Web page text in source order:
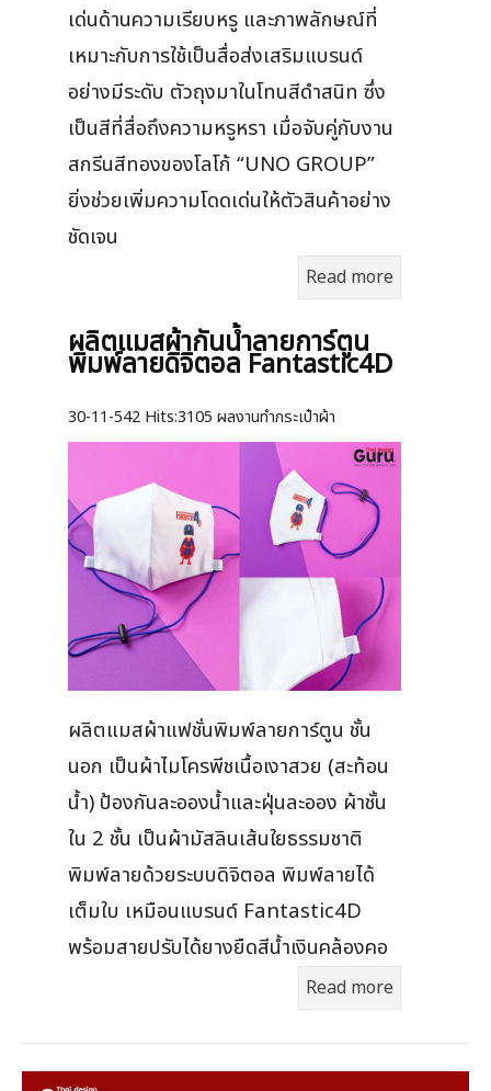
เด่นด้านความเรียบหรู และภาพลักษณ์ที่
เหมาะกับการใช้เป็นสื่อส่งเสริมแบรนด์
อย่างมีระดับ ตัวถุงมาในโทนสีดำสนิท ซึ่ง
เป็นสีที่สื่อถึงความหรูหรา เมื่อจับคู่กับงาน
สกรีนสีทองของโลโก้ “UNO GROUP”
ยิ่งช่วยเพิ่มความโดดเด่นให้ตัวสินค้าอย่าง
ชัดเจน
Read more
ผลิตแมสผ้ากันน้ำลายการ์ตูน
พิมพ์ลายดิจิตอล Fantastic4D
30-11-542 Hits:3105 ผลงานทำกระเป๋าผ้า
ผลิตแมสผ้าแฟชั่นพิมพ์ลายการ์ตูน ชั้น
นอก เป็นผ้าไมโครพีชเนื้อเงาสวย (สะท้อน
น้ำ) ป้องกันละอองน้ำและฝุ่นละออง ผ้าชั้น
ใน 2 ชั้น เป็นผ้ามัสลินเส้นใยธรรมชาติ
พิมพ์ลายด้วยระบบดิจิตอล พิมพ์ลายได้
เต็มใบ เหมือนแบรนด์ Fantastic4D
พร้อมสายปรับได้ยางยืดสีน้ำเงินคล้องคอ
Read more